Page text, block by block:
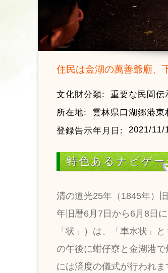
住民は金湖の萬善爺廟、
文化財分類:
重要な民間伝
所在地:
雲林県口湖郷港東
登録告示年月日:
2021/11/
特色あるナビゲー
清の道光25年（1845年）
年旧暦6月7日から6月8日
「状」）は、「車水状」
の午後に蚶仔寮と金湖港
には済度の儀式が行われ